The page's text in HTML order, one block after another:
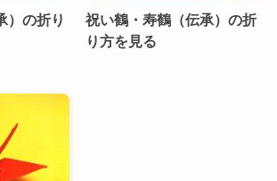
）の折り
祝い鶴・寿鶴（伝承）の折
り方を見る